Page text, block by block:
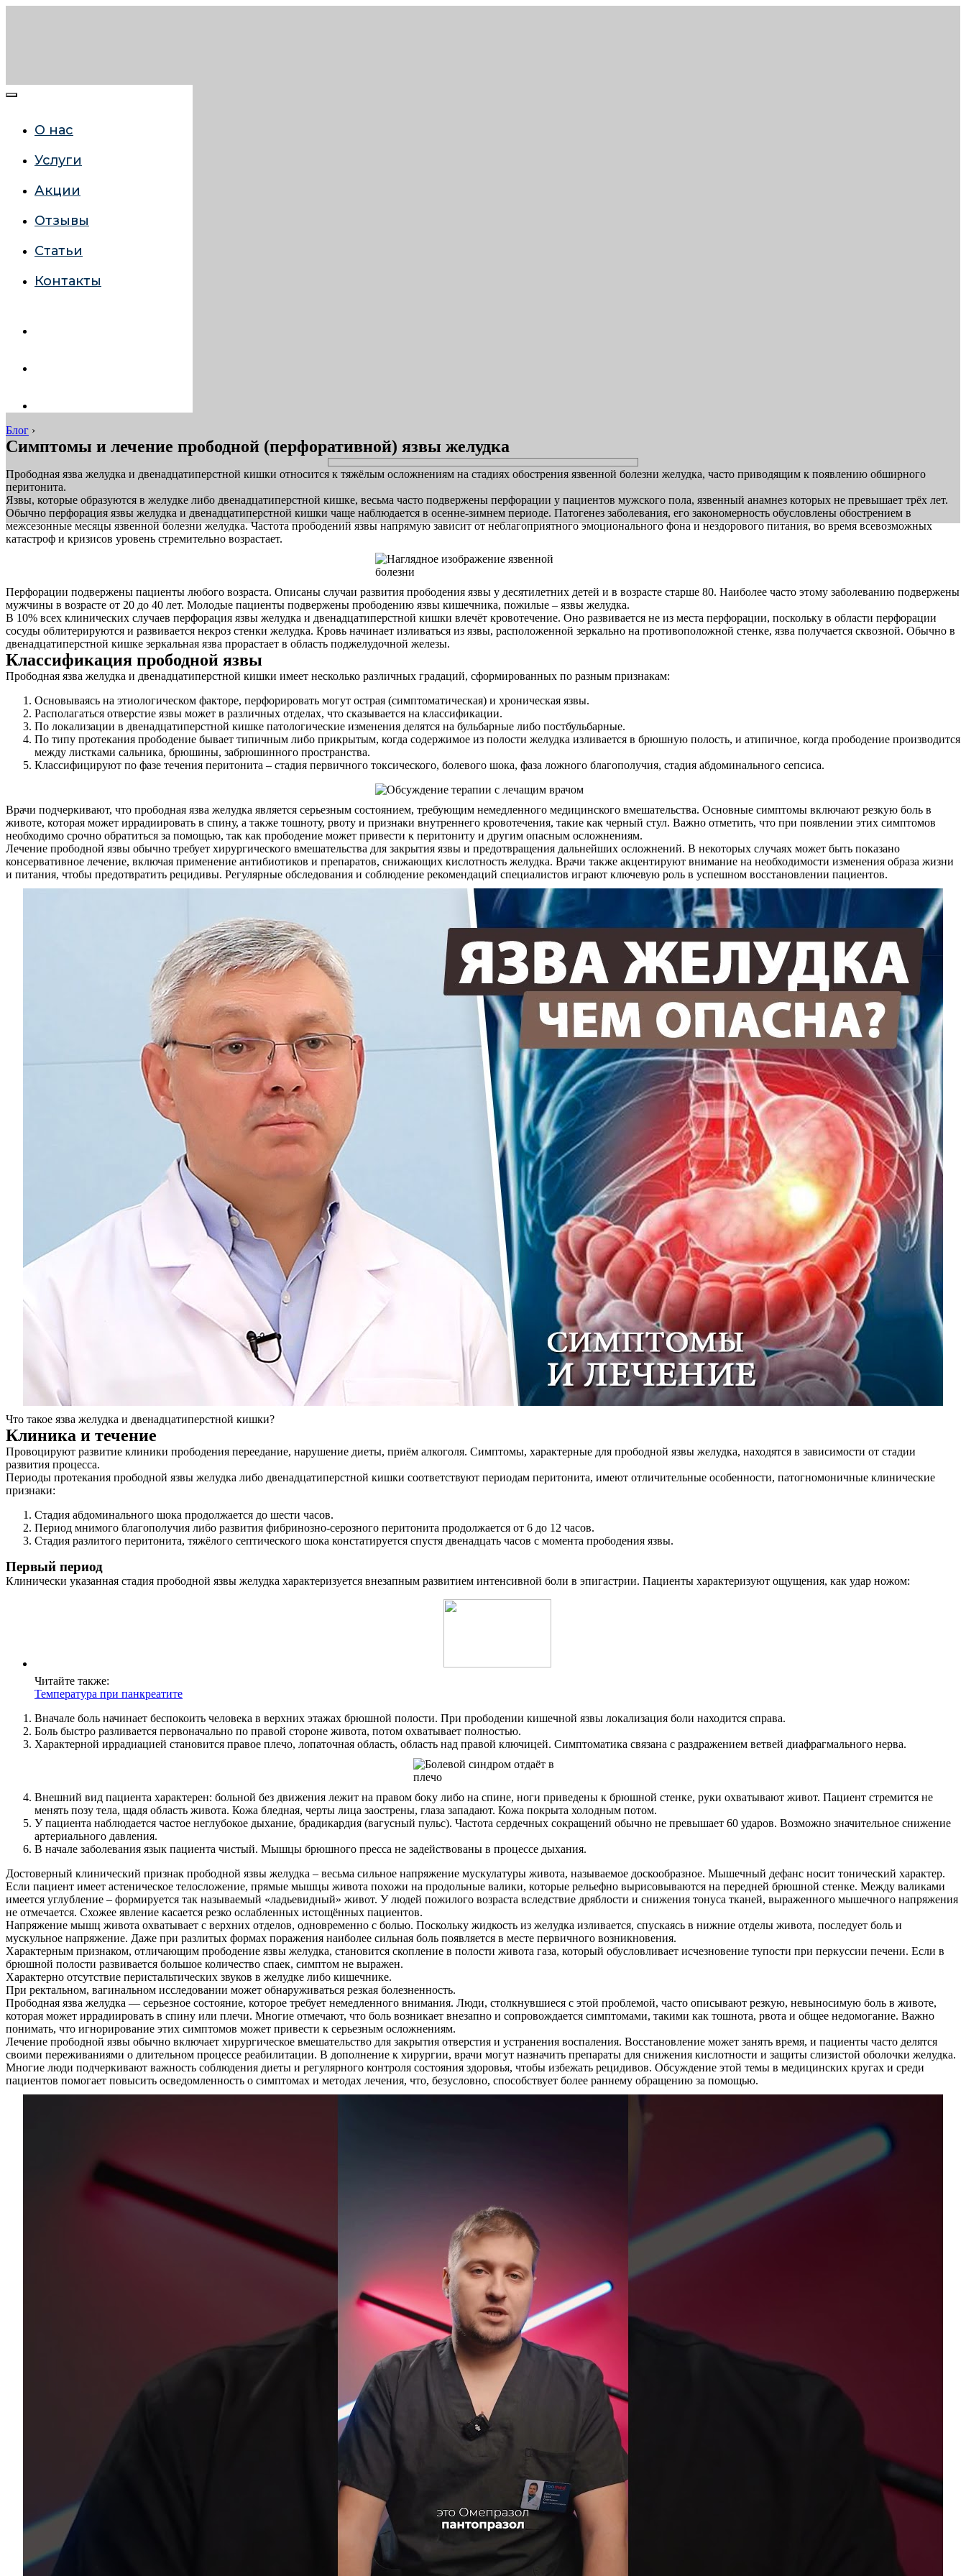
Отзывы
О нас
Услуги
Акции
Отзывы
Статьи
Контакты
Блог ›
Симптомы и лечение прободной (перфоративной) язвы желудка
Прободная язва желудка и двенадцатиперстной кишки относится к тяжёлым осложнениям на стадиях обострения язвенной болезни желудка, часто приводящим к появлению обширного
перитонита.
Язвы, которые образуются в желудке либо двенадцатиперстной кишке, весьма часто подвержены перфорации у пациентов мужского пола, язвенный анамнез которых не превышает трёх лет.
Обычно перфорация язвы желудка и двенадцатиперстной кишки чаще наблюдается в осенне-зимнем периоде. Патогенез заболевания, его закономерность обусловлены обострением в
межсезонные месяцы язвенной болезни желудка. Частота прободений язвы напрямую зависит от неблагоприятного эмоционального фона и нездорового питания, во время всевозможных
катастроф и кризисов уровень стремительно возрастает.
Перфорации подвержены пациенты любого возраста. Описаны случаи развития прободения язвы у десятилетних детей и в возрасте старше 80. Наиболее часто этому заболеванию подвержены
мужчины в возрасте от 20 до 40 лет. Молодые пациенты подвержены прободению язвы кишечника, пожилые – язвы желудка.
В 10% всех клинических случаев перфорация язвы желудка и двенадцатиперстной кишки влечёт кровотечение. Оно развивается не из места перфорации, поскольку в области перфорации
сосуды облитерируются и развивается некроз стенки желудка. Кровь начинает изливаться из язвы, расположенной зеркально на противоположной стенке, язва получается сквозной. Обычно в
двенадцатиперстной кишке зеркальная язва прорастает в область поджелудочной железы.
Классификация прободной язвы
Прободная язва желудка и двенадцатиперстной кишки имеет несколько различных градаций, сформированных по разным признакам:
Основываясь на этиологическом факторе, перфорировать могут острая (симптоматическая) и хроническая язвы.
Располагаться отверстие язвы может в различных отделах, что сказывается на классификации.
По локализации в двенадцатиперстной кишке патологические изменения делятся на бульбарные либо постбульбарные.
По типу протекания прободение бывает типичным либо прикрытым, когда содержимое из полости желудка изливается в брюшную полость, и атипичное, когда прободение производится
между листками сальника, брюшины, забрюшинного пространства.
Классифицируют по фазе течения перитонита – стадия первичного токсического, болевого шока, фаза ложного благополучия, стадия абдоминального сепсиса.
Врачи подчеркивают, что прободная язва желудка является серьезным состоянием, требующим немедленного медицинского вмешательства. Основные симптомы включают резкую боль в
животе, которая может иррадиировать в спину, а также тошноту, рвоту и признаки внутреннего кровотечения, такие как черный стул. Важно отметить, что при появлении этих симптомов
необходимо срочно обратиться за помощью, так как прободение может привести к перитониту и другим опасным осложнениям.
Лечение прободной язвы обычно требует хирургического вмешательства для закрытия язвы и предотвращения дальнейших осложнений. В некоторых случаях может быть показано
консервативное лечение, включая применение антибиотиков и препаратов, снижающих кислотность желудка. Врачи также акцентируют внимание на необходимости изменения образа жизни
и питания, чтобы предотвратить рецидивы. Регулярные обследования и соблюдение рекомендаций специалистов играют ключевую роль в успешном восстановлении пациентов.
Что такое язва желудка и двенадцатиперстной кишки?
Клиника и течение
Провоцируют развитие клиники прободения переедание, нарушение диеты, приём алкоголя. Симптомы, характерные для прободной язвы желудка, находятся в зависимости от стадии
развития процесса.
Периоды протекания прободной язвы желудка либо двенадцатиперстной кишки соответствуют периодам перитонита, имеют отличительные особенности, патогномоничные клинические
признаки:
Стадия абдоминального шока продолжается до шести часов.
Период мнимого благополучия либо развития фибринозно-серозного перитонита продолжается от 6 до 12 часов.
Стадия разлитого перитонита, тяжёлого септического шока констатируется спустя двенадцать часов с момента прободения язвы.
Первый период
Клинически указанная стадия прободной язвы желудка характеризуется внезапным развитием интенсивной боли в эпигастрии. Пациенты характеризуют ощущения, как удар ножом:
Читайте также:
Температура при панкреатите
Вначале боль начинает беспокоить человека в верхних этажах брюшной полости. При прободении кишечной язвы локализация боли находится справа.
Боль быстро разливается первоначально по правой стороне живота, потом охватывает полностью.
Характерной иррадиацией становится правое плечо, лопаточная область, область над правой ключицей. Симптоматика связана с раздражением ветвей диафрагмального нерва.
Внешний вид пациента характерен: больной без движения лежит на правом боку либо на спине, ноги приведены к брюшной стенке, руки охватывают живот. Пациент стремится не
менять позу тела, щадя область живота. Кожа бледная, черты лица заострены, глаза западают. Кожа покрыта холодным потом.
У пациента наблюдается частое неглубокое дыхание, брадикардия (вагусный пульс). Частота сердечных сокращений обычно не превышает 60 ударов. Возможно значительное снижение
артериального давления.
В начале заболевания язык пациента чистый. Мышцы брюшного пресса не задействованы в процессе дыхания.
Достоверный клинический признак прободной язвы желудка – весьма сильное напряжение мускулатуры живота, называемое доскообразное. Мышечный дефанс носит тонический характер.
Если пациент имеет астеническое телосложение, прямые мышцы живота похожи на продольные валики, которые рельефно вырисовываются на передней брюшной стенке. Между валиками
имеется углубление – формируется так называемый «ладьевидный» живот. У людей пожилого возраста вследствие дряблости и снижения тонуса тканей, выраженного мышечного напряжения
не отмечается. Схожее явление касается резко ослабленных истощённых пациентов.
Напряжение мышц живота охватывает с верхних отделов, одновременно с болью. Поскольку жидкость из желудка изливается, спускаясь в нижние отделы живота, последует боль и
мускульное напряжение. Даже при разлитых формах поражения наиболее сильная боль появляется в месте первичного возникновения.
Характерным признаком, отличающим прободение язвы желудка, становится скопление в полости живота газа, который обусловливает исчезновение тупости при перкуссии печени. Если в
брюшной полости развивается большое количество спаек, симптом не выражен.
Характерно отсутствие перистальтических звуков в желудке либо кишечнике.
При ректальном, вагинальном исследовании может обнаруживаться резкая болезненность.
Прободная язва желудка — серьезное состояние, которое требует немедленного внимания. Люди, столкнувшиеся с этой проблемой, часто описывают резкую, невыносимую боль в животе,
которая может иррадиировать в спину или плечи. Многие отмечают, что боль возникает внезапно и сопровождается симптомами, такими как тошнота, рвота и общее недомогание. Важно
понимать, что игнорирование этих симптомов может привести к серьезным осложнениям.
Лечение прободной язвы обычно включает хирургическое вмешательство для закрытия отверстия и устранения воспаления. Восстановление может занять время, и пациенты часто делятся
своими переживаниями о длительном процессе реабилитации. В дополнение к хирургии, врачи могут назначить препараты для снижения кислотности и защиты слизистой оболочки желудка.
Многие люди подчеркивают важность соблюдения диеты и регулярного контроля состояния здоровья, чтобы избежать рецидивов. Обсуждение этой темы в медицинских кругах и среди
пациентов помогает повысить осведомленность о симптомах и методах лечения, что, безусловно, способствует более раннему обращению за помощью.